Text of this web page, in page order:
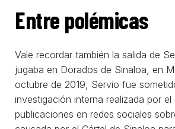
Entre polémicas
Vale recordar también la salida de
jugaba en Dorados de Sinaloa, en
octubre de 2019, Servio fue
investigación interna realizada por el
publicaciones en redes sociales